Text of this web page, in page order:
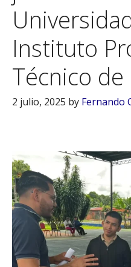
Instituto
Técnico de
2 julio, 2025 by Fernando